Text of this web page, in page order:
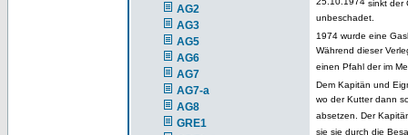
AG2
AG3
AG5
AG6
AG7
AG7-a
AG8
GRE1
25.10.1974 sinkt der
unbeschadet.
1974 wurde eine
Während dieser
einen Pfahl der im
Dem Kapitän und
wo der Kutter dann
absetzen. Der